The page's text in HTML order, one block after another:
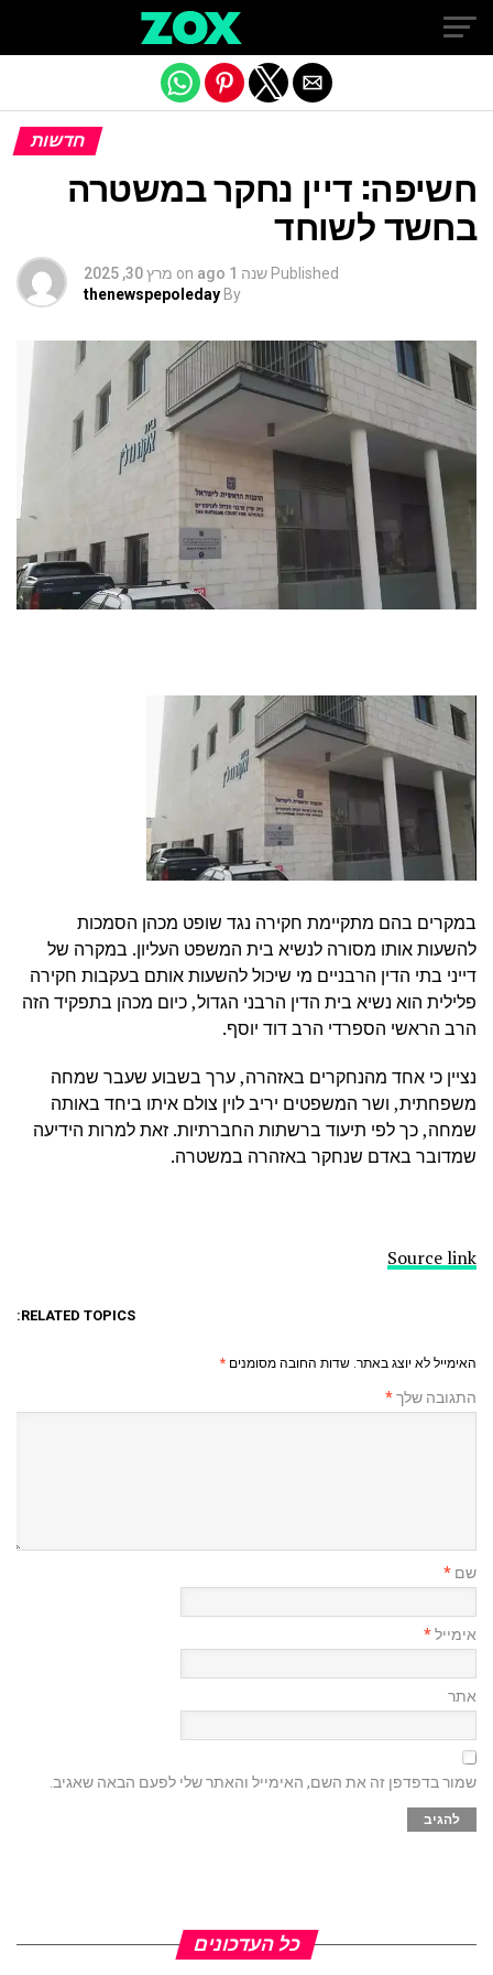
חדשות
חשיפה: דיין נחקר במשטרה
בחשד לשוחד
Published שנה 1 ago on מרץ 30, 2025
By
thenewspepoleday
במקרים בהם מתקיימת חקירה נגד שופט מכהן הסמכות
להשעות אותו מסורה לנשיא בית המשפט העליון. במקרה של
דייני בתי הדין הרבניים מי שיכול להשעות אותם בעקבות חקירה
פלילית הוא נשיא בית הדין הרבני הגדול, כיום מכהן בתפקיד הזה
הרב הראשי הספרדי הרב דוד יוסף.
נציין כי אחד מהנחקרים באזהרה, ערך בשבוע שעבר שמחה
משפחתית, ושר המשפטים יריב לוין צולם איתו ביחד באותה
שמחה, כך לפי תיעוד ברשתות החברתיות. זאת למרות הידיעה
שמדובר באדם שנחקר באזהרה במשטרה.
Source link
RELATED TOPICS:
האימייל לא יוצג באתר. שדות החובה מסומנים *
התגובה שלך*
שם *
אימייל*
אתר
שמור בדפדפן זה את השם, האימייל והאתר שלי לפעם הבאה שאגיב.
כל העדכונים
Exit mobile version